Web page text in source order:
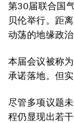
第30届联合国
贝伦举行。距
动荡的地缘政治
本届会议被称
承诺落地。但
尽管多项议题
程仍显现出若干